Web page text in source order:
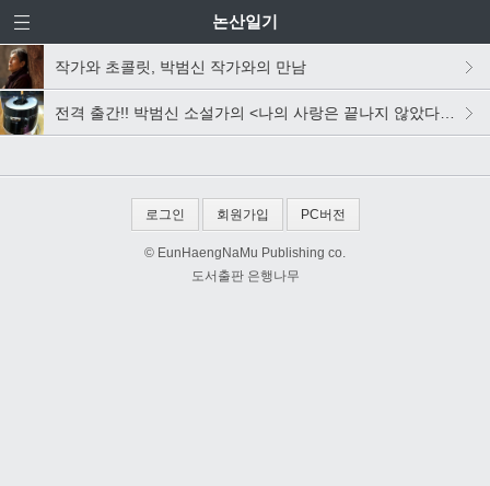
논산일기
작가와 초콜릿, 박범신 작가와의 만남
전격 출간!! 박범신 소설가의 <나의 사랑은 끝나지 않았다 - 논산일기 2011 겨울>
로그인 회원가입 PC버전
© EunHaengNaMu Publishing co.
도서출판 은행나무